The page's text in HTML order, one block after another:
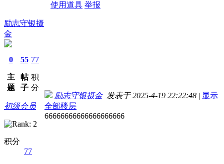
使用道具 举报
励志守银摄
金
0
主
题
55
帖
子
77
积
分
初级会员
积分
77
励志守银摄金发表于 2025-4-19 22:22:48 | 显示
全部楼层
66666666666666666666